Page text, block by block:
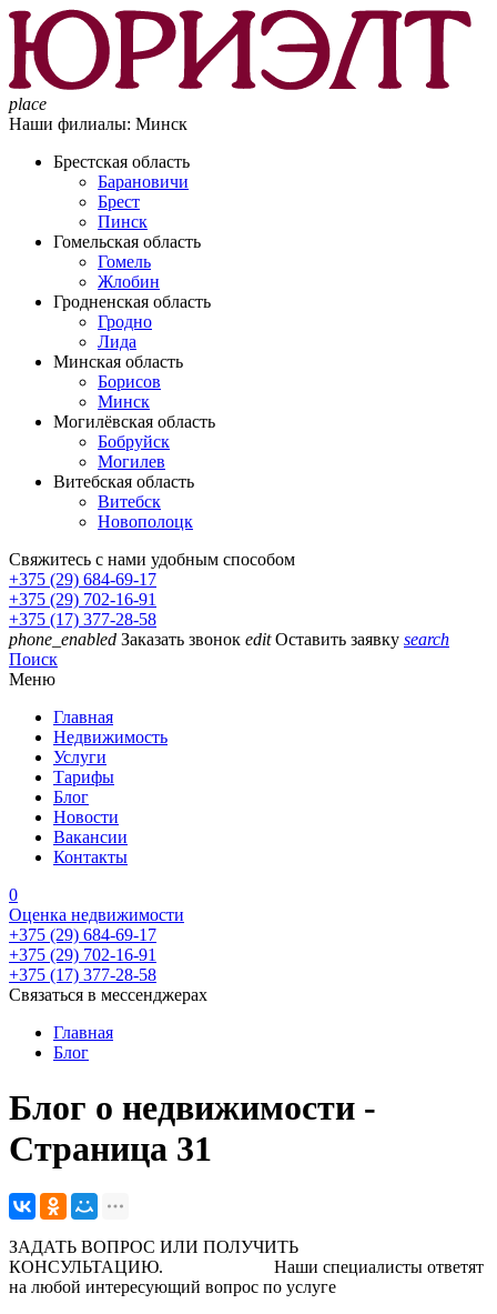
place
Наши филиалы: Минск
Брестская область
Барановичи
Брест
Пинск
Гомельская область
Гомель
Жлобин
Гродненская область
Гродно
Лида
Минская область
Борисов
Минск
Могилёвская область
Бобруйск
Могилев
Витебская область
Витебск
Новополоцк
Свяжитесь с нами удобным способом
+375 (29) 684-69-17
+375 (29) 702-16-91
+375 (17) 377-28-58
phone_enabled Заказать звонок edit Оставить заявку search
Поиск
Меню
Главная
Недвижимость
Услуги
Тарифы
Блог
Новости
Вакансии
Контакты
0
Оценка недвижимости
+375 (29) 684-69-17
+375 (29) 702-16-91
+375 (17) 377-28-58
Связаться в мессенджерах
Главная
Блог
Блог о недвижимости -
Страница 31
ЗАДАТЬ ВОПРОС ИЛИ ПОЛУЧИТЬ
КОНСУЛЬТАЦИЮ. Наши специалисты ответят
на любой интересующий вопрос по услуге